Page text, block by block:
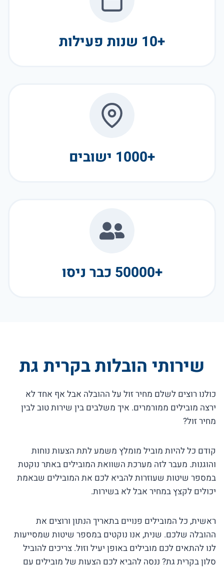
+10 שנות פעילות
+1000 ישובים
+50000 כבר ניסו
שירותי הובלות בקרית גת
כולנו רוצים לשלם מחיר זול על ההובלה אבל אף אחד לא
ירצה מובילים ממורמרים. איך משלבים בין שירות טוב לבין
מחיר זול?
קודם כל להיות מוביל מומלץ משמע לתת הצעות נוחות
והוגנות. מעבר לזה מערכת השוואת המובילים באתר נוקטת
במספר שיטות שעוזרות להביא לכם את המובילים שבאמת
יכולים לקצץ במחיר אבל לא בשירות.
ראשית, כל המובילים פנויים בתאריך הנתון ורוצים את
ההובלה שלכם. שנית, אנו נוקטים במספר שיטות שמסייעות
לנו להתאים לכם מובילים באופן יעיל וזול. צריכים להוביל
סלון בקרית גת? ננסה להביא לכם הצעות של מובילים עם